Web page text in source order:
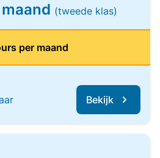
(tweede klas)
per maand
Bekijk